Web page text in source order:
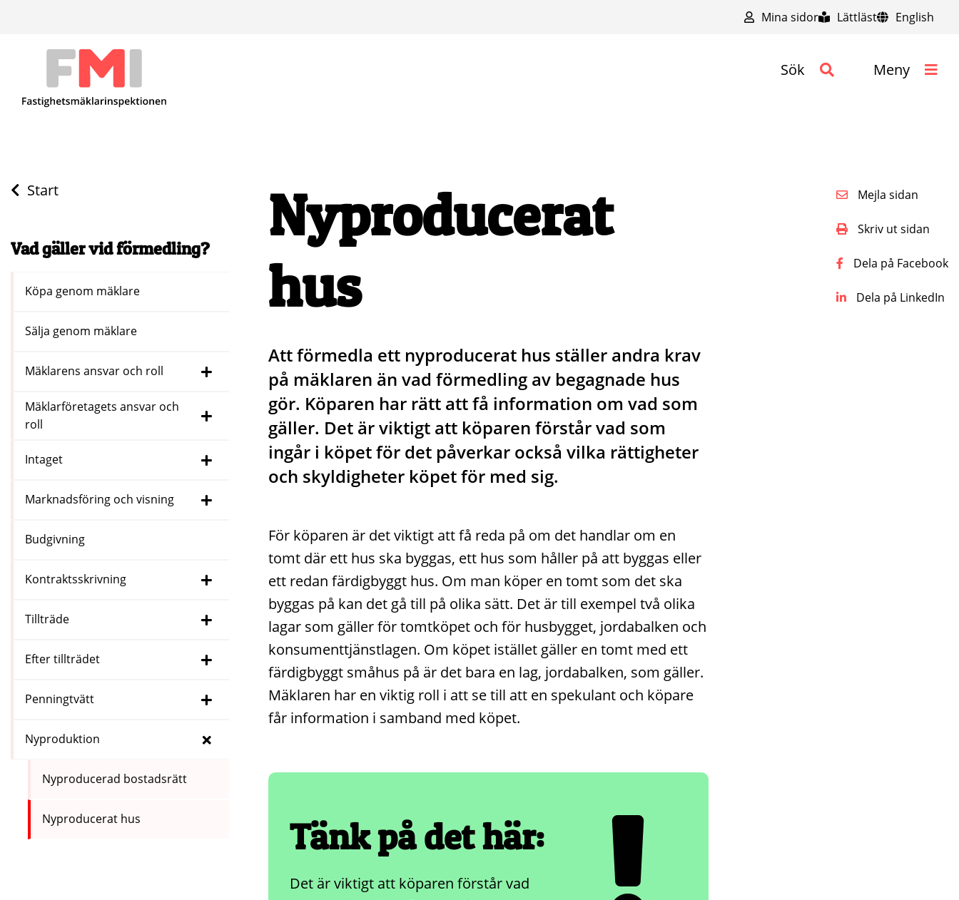
Mina sidor Lättläst English
Sök Meny
Start
Vad gäller vid förmedling?
Köpa genom mäklare
Sälja genom mäklare
Mäklarens ansvar och roll
Mäklarföretagets ansvar och
roll
Intaget
Marknadsföring och visning
Budgivning
Kontraktsskrivning
Tillträde
Efter tillträdet
Penningtvätt
Nyproduktion
Nyproducerad bostadsrätt
Nyproducerat hus
Nyproducerat
hus
Att förmedla ett nyproducerat hus ställer andra krav
på mäklaren än vad förmedling av begagnade hus
gör. Köparen har rätt att få information om vad som
gäller. Det är viktigt att köparen förstår vad som
ingår i köpet för det påverkar också vilka rättigheter
och skyldigheter köpet för med sig.
För köparen är det viktigt att få reda på om det handlar om en
tomt där ett hus ska byggas, ett hus som håller på att byggas eller
ett redan färdigbyggt hus. Om man köper en tomt som det ska
byggas på kan det gå till på olika sätt. Det är till exempel två olika
lagar som gäller för tomtköpet och för husbygget, jordabalken och
konsumenttjänstlagen. Om köpet istället gäller en tomt med ett
färdigbyggt småhus på är det bara en lag, jordabalken, som gäller.
Mäklaren har en viktig roll i att se till att en spekulant och köpare
får information i samband med köpet.
Tänk på det här:
Det är viktigt att köparen förstår vad
Mejla sidan
Skriv ut sidan
Dela på Facebook
Dela på LinkedIn